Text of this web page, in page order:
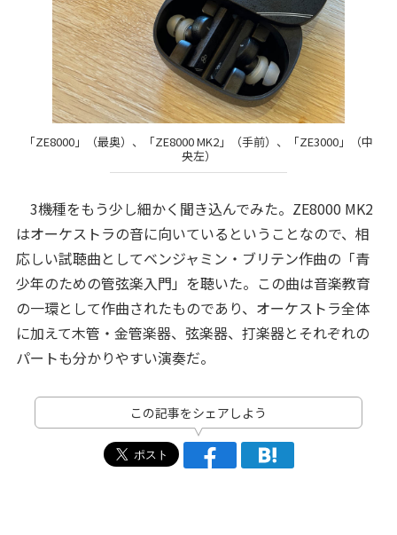
「ZE8000」（最奥）、「ZE8000 MK2」（手前）、「ZE3000」（中
央左）
3機種をもう少し細かく聞き込んでみた。ZE8000 MK2
はオーケストラの音に向いているということなので、相
応しい試聴曲としてベンジャミン・ブリテン作曲の「青
少年のための管弦楽入門」を聴いた。この曲は音楽教育
の一環として作曲されたものであり、オーケストラ全体
に加えて木管・金管楽器、弦楽器、打楽器とそれぞれの
パートも分かりやすい演奏だ。
この記事をシェアしよう